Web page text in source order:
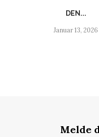
DEN...
Januar 13, 2026
Melde